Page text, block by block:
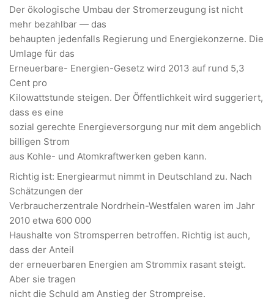
Der ökologische Umbau der Stromerzeugung ist nicht
mehr bezahlbar — das
behaupten jedenfalls Regierung und Energiekonzerne. Die
Umlage für das
Erneuerbare- Energien-Gesetz wird 2013 auf rund 5,3
Cent pro
Kilowattstunde steigen. Der Öffentlichkeit wird suggeriert,
dass es eine
sozial gerechte Energieversorgung nur mit dem angeblich
billigen Strom
aus Kohle- und Atomkraftwerken geben kann.
Richtig ist: Energiearmut nimmt in Deutschland zu. Nach
Schätzungen der
Verbraucherzentrale Nordrhein-Westfalen waren im Jahr
2010 etwa 600 000
Haushalte von Stromsperren betroffen. Richtig ist auch,
dass der Anteil
der erneuerbaren Energien am Strommix rasant steigt.
Aber sie tragen
nicht die Schuld am Anstieg der Strompreise.